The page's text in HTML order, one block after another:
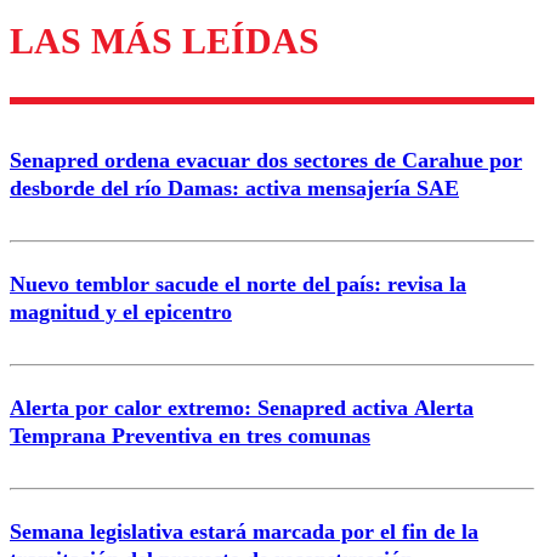
Los comentarios son moderados para garantizar un
diálogo respetuoso.
Nombre
Correo
LAS MÁS LEÍDAS
Senapred ordena evacuar dos sectores de Carahue por
desborde del río Damas: activa mensajería SAE
Nuevo temblor sacude el norte del país: revisa la
magnitud y el epicentro
Alerta por calor extremo: Senapred activa Alerta
Temprana Preventiva en tres comunas
Semana legislativa estará marcada por el fin de la